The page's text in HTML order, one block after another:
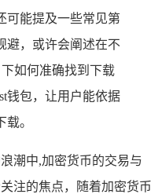
可能提及一些常见第
避，或许会阐述在不
如何准确找到下载
钱包，让用户能依据
。
潮中,加密货币的交易与
注的焦点，随着加密货币